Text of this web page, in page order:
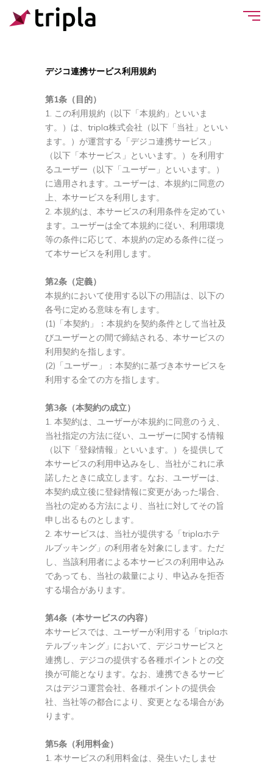
デジコ連携サービス利用規約
第1条（目的）
この利用規約（以下「本規約」といいま
す。）は、tripla株式会社（以下「当社」といい
ます。）が運営する「デジコ連携サービス」
（以下「本サービス」といいます。）を利用す
るユーザー（以下「ユーザー」といいます。）
に適用されます。ユーザーは、本規約に同意の
上、本サービスを利用します。
本規約は、本サービスの利用条件を定めてい
ます。ユーザーは全て本規約に従い、利用環境
等の条件に応じて、本規約の定める条件に従っ
て本サービスを利用します。
第2条（定義）
本規約において使用する以下の用語は、以下の
各号に定める意味を有します。
(1)「本契約」：本規約を契約条件として当社及
びユーザーとの間で締結される、本サービスの
利用契約を指します。
(2)「ユーザー」：本契約に基づき本サービスを
利用する全ての方を指します。
第3条（本契約の成立）
本契約は、ユーザーが本規約に同意のうえ、
当社指定の方法に従い、ユーザーに関する情報
（以下「登録情報」といいます。）を提供して
本サービスの利用申込みをし、当社がこれに承
諾したときに成立します。なお、ユーザーは、
本契約成立後に登録情報に変更があった場合、
当社の定める方法により、当社に対してその旨
申し出るものとします。
本サービスは、当社が提供する「triplaホテ
ルブッキング」の利用者を対象にします。ただ
し、当該利用者による本サービスの利用申込み
であっても、当社の裁量により、申込みを拒否
する場合があります。
第4条（本サービスの内容）
本サービスでは、ユーザーが利用する「triplaホ
テルブッキング」において、デジコサービスと
連携し、デジコの提供する各種ポイントとの交
換が可能となります。なお、連携できるサービ
スはデジコ運営会社、各種ポイントの提供会
社、当社等の都合により、変更となる場合があ
ります。
第5条（利用料金）
本サービスの利用料金は、発生いたしませ